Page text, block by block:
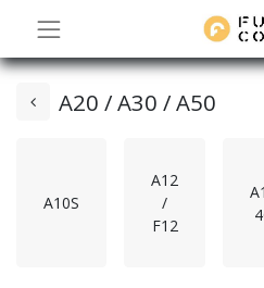
A20 / A30 / A50
A10S
A12
/
F12